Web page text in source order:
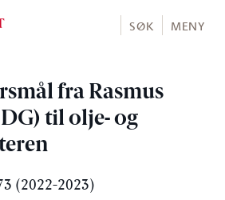
SØK MENY
fra Rasmus
til olje- og
(2022-2023)